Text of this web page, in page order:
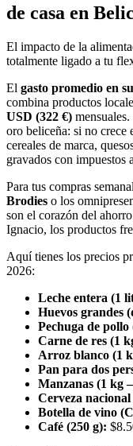
de casa en
El impacto de la
totalmente ligado a tu
El gasto promedio en
combina productos
USD (322 €)
oro beliceña: si no crece
cereales de marca,
gravados con impuestos
Para tus compras
Brodies o los
son el corazón del
Ignacio, los productos
Aquí tienes los precios
2026:
Leche entera (1
Huevos grandes
Pechuga de pollo
Carne de res (1
Arroz blanco (1
Pan para dos
Manzanas (1 kg
Cerveza
Botella de vino
Café (250 g):